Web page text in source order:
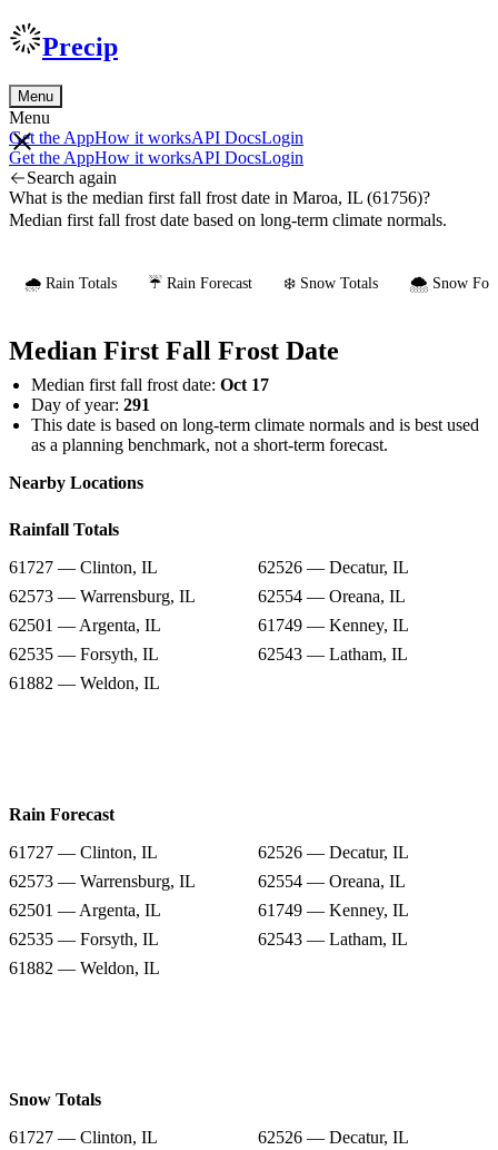
Precip
Menu
Menu
Get the AppHow it worksAPI DocsLogin
Get the AppHow it worksAPI DocsLogin
Search again
What is the median first fall frost date in Maroa, IL (61756)?
Median first fall frost date based on long-term climate normals.
🌧️ Rain Totals ☔ Rain Forecast ❄️ Snow Totals 🌨️ Snow
Median First Fall Frost Date
Median first fall frost date: Oct 17
Day of year: 291
This date is based on long-term climate normals and is best used
as a planning benchmark, not a short-term forecast.
Nearby Locations
Rainfall Totals
61727 — Clinton, IL
62526 — Decatur, IL
62573 — Warrensburg, IL
62554 — Oreana, IL
62501 — Argenta, IL
61749 — Kenney, IL
62535 — Forsyth, IL
62543 — Latham, IL
61882 — Weldon, IL
Rain Forecast
61727 — Clinton, IL
62526 — Decatur, IL
62573 — Warrensburg, IL
62554 — Oreana, IL
62501 — Argenta, IL
61749 — Kenney, IL
62535 — Forsyth, IL
62543 — Latham, IL
61882 — Weldon, IL
Snow Totals
61727 — Clinton, IL
62526 — Decatur, IL